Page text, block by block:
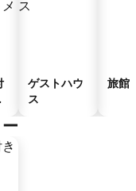
ゲストハウ
ス
旅館